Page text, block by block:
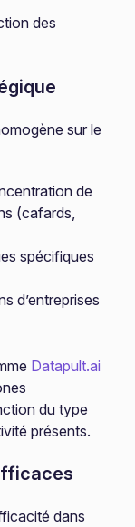
des
sur le
de
(cafards,
spécifiques
d’entreprises
Datapult.ai
du type
présents.
dans